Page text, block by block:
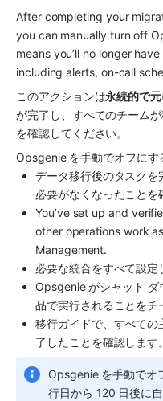
After completing your
you can manually turn off
means you’ll no longer
including alerts, on-call
このアクションは永続的で
が完了し、すべてのチーム
を確認してください。
Opsgenie を手動でオフにす
データ移行後のタスク
必要がなくなったことを
You’ve set up and
other operations work
Management.
必要な統合をすべて設定
Opsgenie がシャット ダ
品で実行されることをチ
移行ガイドで、すべて
了したことを確認します。
Opsgenie を手動でオ
行日から 120 日後に